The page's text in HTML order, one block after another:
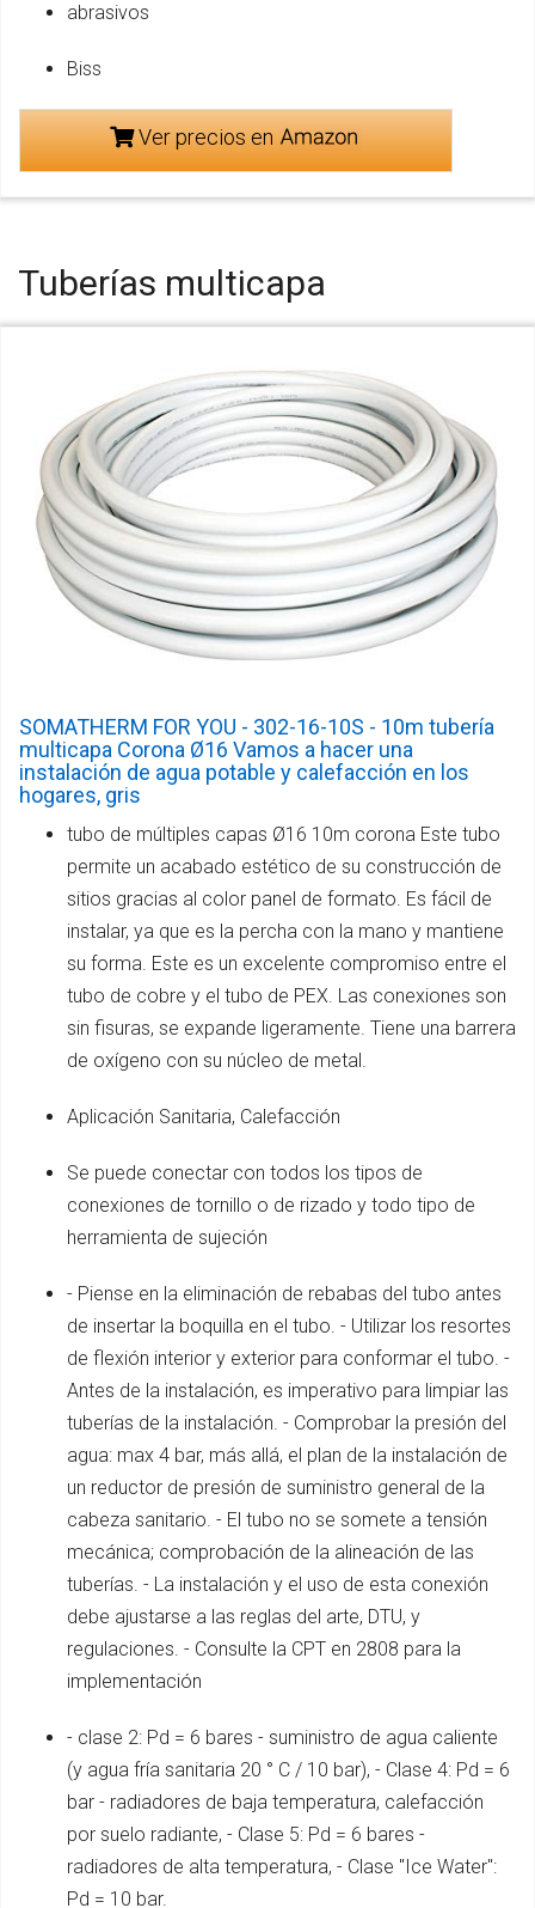
abrasivos
Biss
Ver precios en
Tuberías multicapa
SOMATHERM FOR YOU - 302-16-10S - 10m tubería
multicapa Corona Ø16 Vamos a hacer una
instalación de agua potable y calefacción en los
hogares, gris
tubo de múltiples capas Ø16 10m corona Este tubo
permite un acabado estético de su construcción de
sitios gracias al color panel de formato. Es fácil de
instalar, ya que es la percha con la mano y mantiene
su forma. Este es un excelente compromiso entre el
tubo de cobre y el tubo de PEX. Las conexiones son
sin fisuras, se expande ligeramente. Tiene una barrera
de oxígeno con su núcleo de metal.
Aplicación Sanitaria, Calefacción
Se puede conectar con todos los tipos de
conexiones de tornillo o de rizado y todo tipo de
herramienta de sujeción
- Piense en la eliminación de rebabas del tubo antes
de insertar la boquilla en el tubo. - Utilizar los resortes
de flexión interior y exterior para conformar el tubo. -
Antes de la instalación, es imperativo para limpiar las
tuberías de la instalación. - Comprobar la presión del
agua: max 4 bar, más allá, el plan de la instalación de
un reductor de presión de suministro general de la
cabeza sanitario. - El tubo no se somete a tensión
mecánica; comprobación de la alineación de las
tuberías. - La instalación y el uso de esta conexión
debe ajustarse a las reglas del arte, DTU, y
regulaciones. - Consulte la CPT en 2808 para la
implementación
- clase 2: Pd = 6 bares - suministro de agua caliente
(y agua fría sanitaria 20 ° C / 10 bar), - Clase 4: Pd = 6
bar - radiadores de baja temperatura, calefacción
por suelo radiante, - Clase 5: Pd = 6 bares -
radiadores de alta temperatura, - Clase "Ice Water":
Pd = 10 bar.